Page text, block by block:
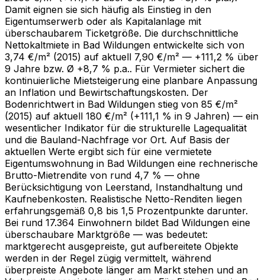
Damit eignen sie sich häufig als Einstieg in den
Eigentumserwerb oder als Kapitalanlage mit
überschaubarem Ticketgröße. Die durchschnittliche
Nettokaltmiete in Bad Wildungen entwickelte sich von
3,74 €/m² (2015) auf aktuell 7,90 €/m² — +111,2 % über
9 Jahre bzw. Ø +8,7 % p.a.. Für Vermieter sichert die
kontinuierliche Mietsteigerung eine planbare Anpassung
an Inflation und Bewirtschaftungskosten. Der
Bodenrichtwert in Bad Wildungen stieg von 85 €/m²
(2015) auf aktuell 180 €/m² (+111,1 % in 9 Jahren) — ein
wesentlicher Indikator für die strukturelle Lagequalität
und die Bauland-Nachfrage vor Ort. Auf Basis der
aktuellen Werte ergibt sich für eine vermietete
Eigentumswohnung in Bad Wildungen eine rechnerische
Brutto-Mietrendite von rund 4,7 % — ohne
Berücksichtigung von Leerstand, Instandhaltung und
Kaufnebenkosten. Realistische Netto-Renditen liegen
erfahrungsgemäß 0,8 bis 1,5 Prozentpunkte darunter.
Bei rund 17.364 Einwohnern bildet Bad Wildungen eine
überschaubare Marktgröße — was bedeutet:
marktgerecht ausgepreiste, gut aufbereitete Objekte
werden in der Regel zügig vermittelt, während
überpreiste Angebote länger am Markt stehen und an